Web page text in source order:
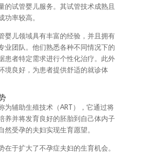
的试管婴儿服务。其试管技术成熟且
功率较高。
婴儿领域具有丰富的经验，并且拥有
业团队。他们熟悉各种不同情况下的
患者特定需求进行个性化治疗。此外
境良好，为患者提供舒适的就诊体
为辅助生殖技术（ART），它通过将
养并将发育良好的胚胎到自己体内子
然受孕的夫妇实现生育愿望。
在于扩大了不孕症夫妇的生育机会。